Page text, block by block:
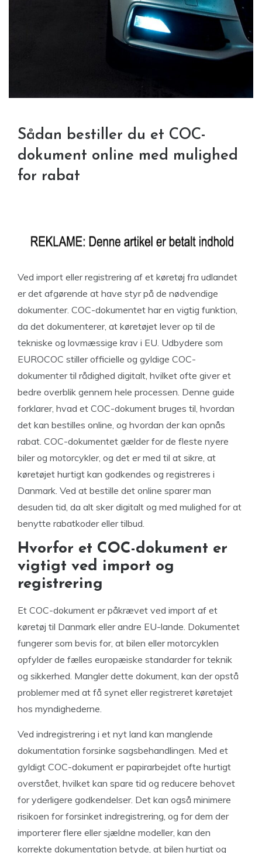
Sådan bestiller du et COC-
dokument online med mulighed
for rabat
Ved import eller registrering af et køretøj fra udlandet
er det afgørende at have styr på de nødvendige
dokumenter. COC-dokumentet har en vigtig funktion,
da det dokumenterer, at køretøjet lever op til de
tekniske og lovmæssige krav i EU. Udbydere som
EUROCOC stiller officielle og gyldige COC-
dokumenter til rådighed digitalt, hvilket ofte giver et
bedre overblik gennem hele processen. Denne guide
forklarer, hvad et COC-dokument bruges til, hvordan
det kan bestilles online, og hvordan der kan opnås
rabat. COC-dokumentet gælder for de fleste nyere
biler og motorcykler, og det er med til at sikre, at
køretøjet hurtigt kan godkendes og registreres i
Danmark. Ved at bestille det online sparer man
desuden tid, da alt sker digitalt og med mulighed for at
benytte rabatkoder eller tilbud.
Hvorfor et COC-dokument er
vigtigt ved import og
registrering
Et COC-dokument er påkrævet ved import af et
køretøj til Danmark eller andre EU-lande. Dokumentet
fungerer som bevis for, at bilen eller motorcyklen
opfylder de fælles europæiske standarder for teknik
og sikkerhed. Mangler dette dokument, kan der opstå
problemer med at få synet eller registreret køretøjet
hos myndighederne.
Ved indregistrering i et nyt land kan manglende
dokumentation forsinke sagsbehandlingen. Med et
gyldigt COC-dokument er papirarbejdet ofte hurtigt
overstået, hvilket kan spare tid og reducere behovet
for yderligere godkendelser. Det kan også minimere
risikoen for forsinket indregistrering, og for dem der
importerer flere eller sjældne modeller, kan den
korrekte dokumentation betyde, at bilen hurtigt og